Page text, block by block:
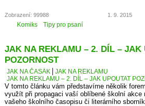
Zobrazení: 99988 1. 9. 2015
Komiks Tipy pro psaní
JAK NA REKLAMU – 2. DÍL – JAK
POZORNOST
JAK NA ČASÁK
JAK NA REKLAMU
JAK NA REKLAMU – 2. DÍL – JAK UPOUTAT
V tomto článku vám představíme několik
využít při propagaci vaší oblíbené školní akce
vašeho školního časopisu či literárního